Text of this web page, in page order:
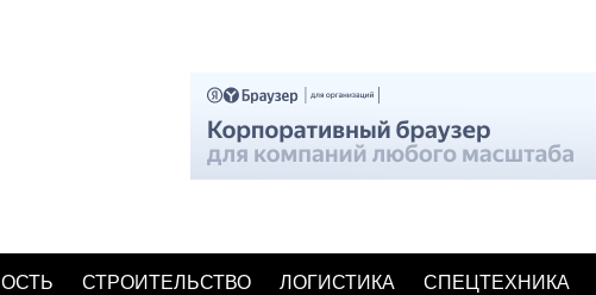
СТРОИТЕЛЬСТВО ЛОГИСТИКА СПЕЦТЕХНИКА